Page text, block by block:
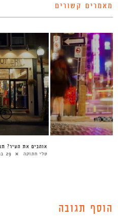
מאמרים קשורים
אוהבים את העיר?
טלי חתוקה 29 במאי 2019
הוסף תגובה